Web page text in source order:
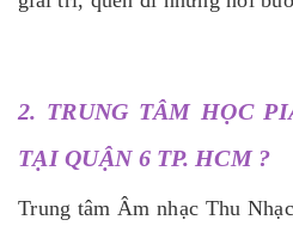
2. TRUNG TÂM HỌC
TẠI QUẬN 6 TP. HCM ?
Trung tâm Âm nhạc Thu